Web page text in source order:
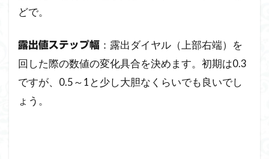
どで。
露出値ステップ幅 ：露出ダイヤル（上部右端）を
回した際の数値の変化具合を決めます。初期は0.3
ですが、0.5～1と少し大胆なくらいでも良いでし
ょう。